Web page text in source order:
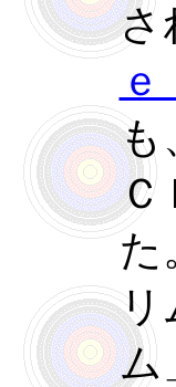
た
ム